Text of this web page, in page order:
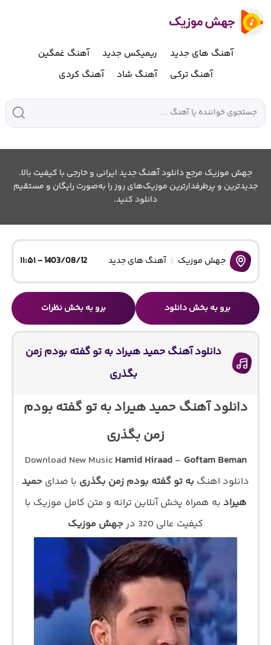
آهنگ های جدید ریمیکس جدید
آهنگ غمگین
آهنگ ترکی
آهنگ شاد آهنگ کردی
جهش موزیک مرجع دانلود آهنگ جدید ایرانی و خارجی با کیفیت بالا.
جدیدترین و پرطرفدارترین موزیک‌های روز را به‌صورت رایگان و مستقیم
دانلود کنید.
جهش موزیک آهنگ های جدید 1403/08/12 - ۱۱:۵۱
برو به بخش دانلود برو به بخش نظرات
دانلود آهنگ حمید هیراد به تو گفته بودم زمن
بگذری
دانلود آهنگ حمید هیراد به تو گفته بودم
زمن بگذری
Download New Music Hamid Hiraad– Goftam Beman
دانلود اهنگ به تو گفته بودم زمن بگذری با صدای حمید
هیراد به همراه پخش آنلاین ترانه و متن کامل موزیک با
کیفیت عالی 320 در
جهش موزیک